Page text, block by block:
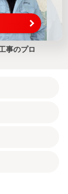
事のプロ